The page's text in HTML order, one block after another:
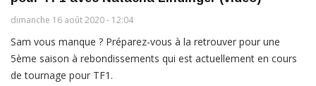
dimanche 16 août 2020 - 12:04
Sam vous manque ? Préparez-vous à la retrouver pour une
5ème saison à rebondissements qui est actuellement en cours
de tournage pour TF1.